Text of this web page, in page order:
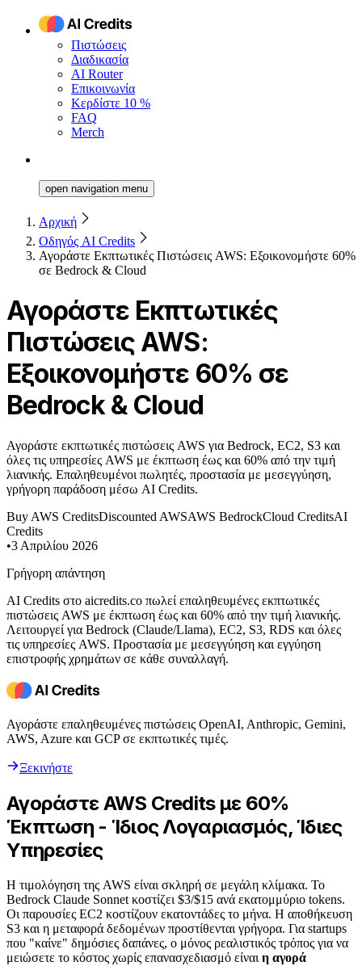
Πιστώσεις
Διαδικασία
AI Router
Επικοινωνία
Κερδίστε 10 %
FAQ
Merch
open navigation menu
Αρχική
Οδηγός AI Credits
Αγοράστε Εκπτωτικές Πιστώσεις AWS: Εξοικονομήστε 60%
σε Bedrock & Cloud
Αγοράστε Εκπτωτικές
Πιστώσεις AWS:
Εξοικονομήστε 60% σε
Bedrock & Cloud
Αγοράστε εκπτωτικές πιστώσεις AWS για Bedrock, EC2, S3 και
όλες τις υπηρεσίες AWS με έκπτωση έως και 60% από την τιμή
λιανικής. Επαληθευμένοι πωλητές, προστασία με μεσεγγύηση,
γρήγορη παράδοση μέσω AI Credits.
Buy AWS CreditsDiscounted AWSAWS BedrockCloud CreditsAI
Credits
•3 Απριλίου 2026
Γρήγορη απάντηση
AI Credits στο aicredits.co πωλεί επαληθευμένες εκπτωτικές
πιστώσεις AWS με έκπτωση έως και 60% από την τιμή λιανικής.
Λειτουργεί για Bedrock (Claude/Llama), EC2, S3, RDS και όλες
τις υπηρεσίες AWS. Προστασία με μεσεγγύηση και εγγύηση
επιστροφής χρημάτων σε κάθε συναλλαγή.
Αγοράστε επαληθευμένες πιστώσεις OpenAI, Anthropic, Gemini,
AWS, Azure και GCP σε εκπτωτικές τιμές.
Ξεκινήστε
Αγοράστε AWS Credits με 60%
Έκπτωση - Ίδιος Λογαριασμός, Ίδιες
Υπηρεσίες
Η τιμολόγηση της AWS είναι σκληρή σε μεγάλη κλίμακα. Το
Bedrock Claude Sonnet κοστίζει $3/$15 ανά εκατομμύριο tokens.
Οι παρουσίες EC2 κοστίζουν εκατοντάδες το μήνα. Η αποθήκευση
S3 και η μεταφορά δεδομένων προστίθενται γρήγορα. Για startups
που "καίνε" δημόσιες δαπάνες, ο μόνος ρεαλιστικός τρόπος για να
μειώσετε το κόστος χωρίς επανασχεδιασμό είναι η αγορά